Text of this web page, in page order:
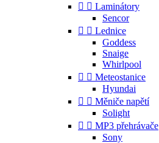
  Laminátory
Sencor
  Lednice
Goddess
Snaige
Whirlpool
  Meteostanice
Hyundai
  Měniče napětí
Solight
  MP3 přehrávače
Sony